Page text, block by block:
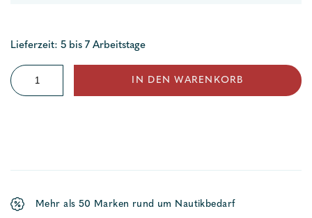
Lieferzeit: 5 bis 7 Arbeitstage
Bugstrahlruder
SE80/185S
IN DEN WARENKORB
Mehr als 50 Marken rund um Nautikbedarf